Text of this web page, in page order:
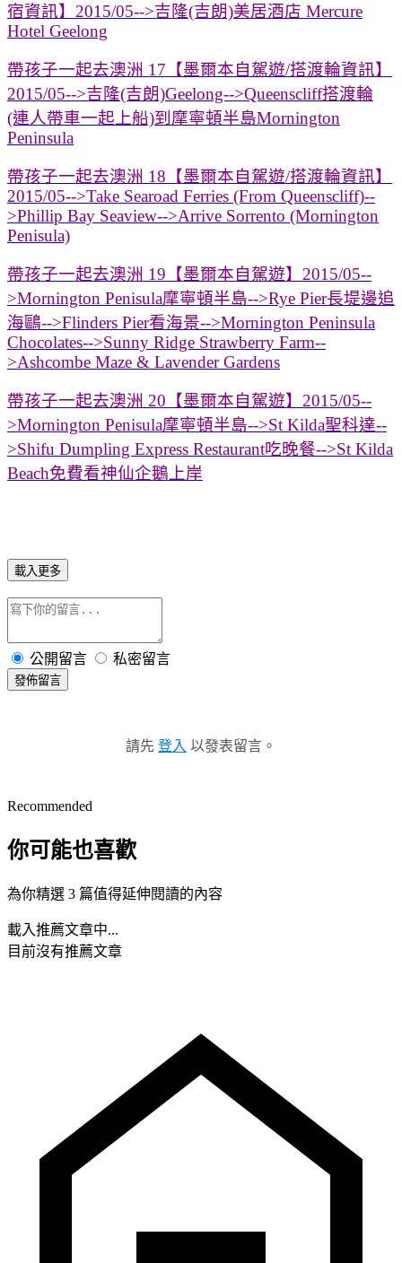
宿資訊】2015/05-->吉隆(吉朗)美居酒店 Mercure
Hotel Geelong
帶孩子一起去澳洲 17【墨爾本自駕遊/搭渡輪資訊】
2015/05-->吉隆(吉朗)Geelong-->Queenscliff搭渡輪
(連人帶車一起上船)到摩寧頓半島Mornington
Peninsula
帶孩子一起去澳洲 18【墨爾本自駕遊/搭渡輪資訊】
2015/05-->Take Searoad Ferries (From Queenscliff)--
>Phillip Bay Seaview-->Arrive Sorrento (Mornington
Penisula)
帶孩子一起去澳洲 19【墨爾本自駕遊】2015/05--
>Mornington Penisula摩寧頓半島-->Rye Pier長堤邊追
海鷗-->Flinders Pier看海景-->Mornington Peninsula
Chocolates-->Sunny Ridge Strawberry Farm--
>Ashcombe Maze & Lavender Gardens
帶孩子一起去澳洲 20【墨爾本自駕遊】2015/05--
>Mornington Penisula摩寧頓半島-->St Kilda聖科達--
>Shifu Dumpling Express Restaurant吃晚餐-->St Kilda
Beach免費看神仙企鵝上岸
載入更多
公開留言 私密留言
發佈留言
請先 登入 以發表留言。
Recommended
你可能也喜歡
為你精選 3 篇值得延伸閱讀的內容
載入推薦文章中...
目前沒有推薦文章